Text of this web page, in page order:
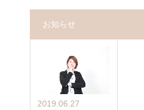
お知らせ
2019.06.27